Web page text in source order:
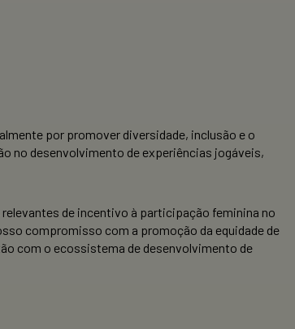
por promover diversidade, inclusão e o
no desenvolvimento de experiências jogáveis,
de incentivo à participação feminina no
compromisso com a promoção da equidade de
com o ecossistema de desenvolvimento de